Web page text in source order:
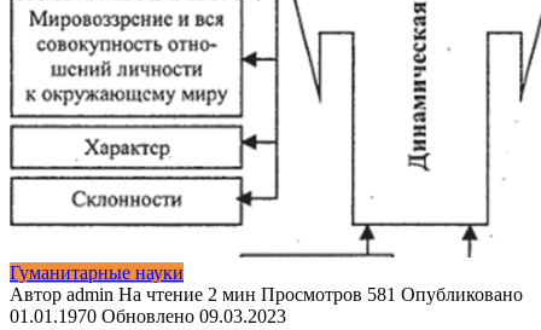
Гуманитарные науки
Автор admin На чтение 2 мин Просмотров 581 Опубликовано
01.01.1970 Обновлено 09.03.2023